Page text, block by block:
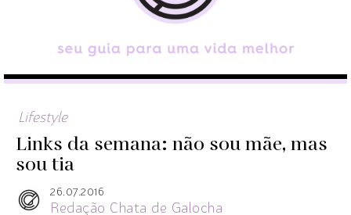
Lifestyle
Links da semana: não sou mãe, mas
sou tia
26.07.2016
Redação Chata de Galocha